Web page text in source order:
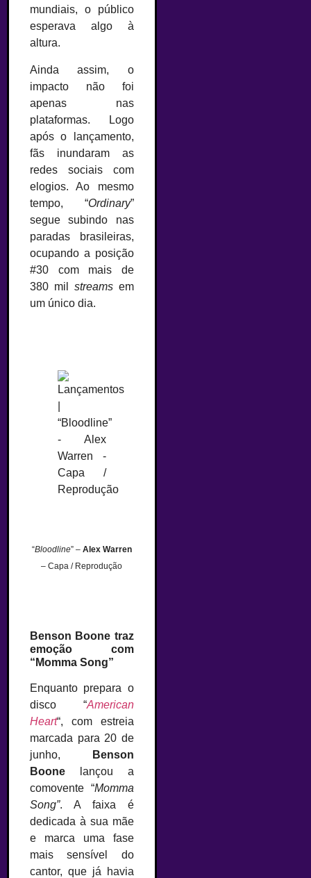
mundiais, o público
esperava algo à
altura.
Ainda assim, o
impacto não foi
apenas nas
plataformas. Logo
após o lançamento,
fãs inundaram as
redes sociais com
elogios. Ao mesmo
tempo, “Ordinary”
segue subindo nas
paradas brasileiras,
ocupando a posição
#30 com mais de
380 mil streams em
um único dia.
“Bloodline” – Alex Warren
– Capa / Reprodução
Benson Boone traz
emoção com
“Momma Song”
Enquanto prepara o
disco “American
Heart“, com estreia
marcada para 20 de
junho,
Benson
Boone
lançou a
comovente “Momma
Song”. A faixa é
dedicada à sua mãe
e marca uma fase
mais sensível do
cantor, que já havia